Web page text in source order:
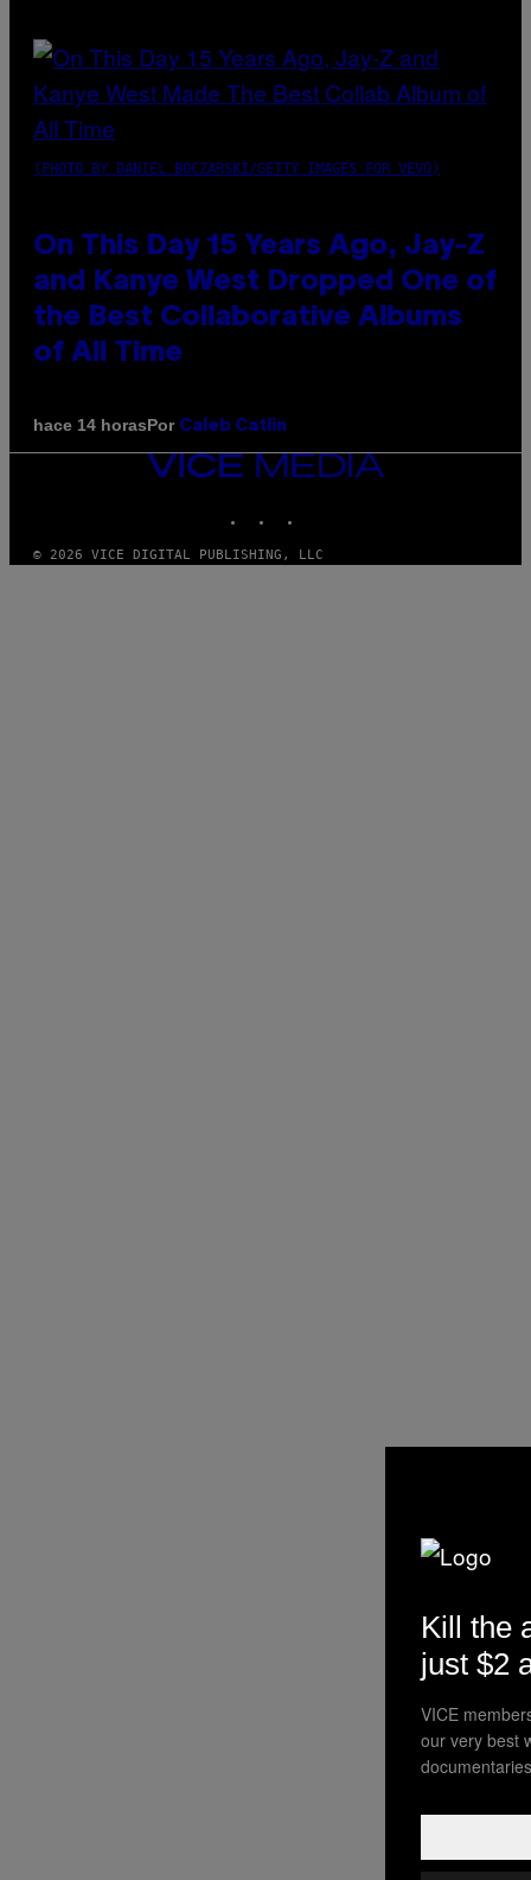
(PHOTO BY DANIEL BOCZARSKI/GETTY IMAGES FOR VEVO)
On This Day 15 Years Ago, Jay-Z
and Kanye West Dropped One of
the Best Collaborative Albums
of All Time
hace 14 horasPor Caleb Catlin
VICE
MEDIA
© 2026 VICE DIGITAL PUBLISHING, LLC
Kill the
just $2
VICE
our very best